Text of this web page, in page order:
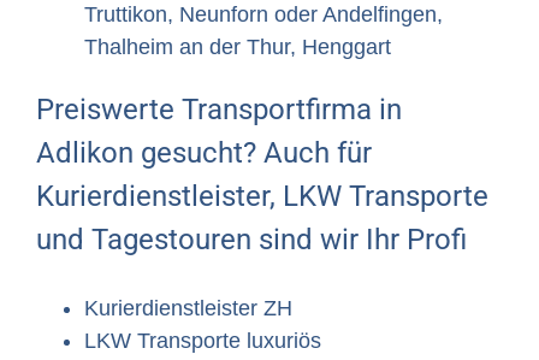
Truttikon, Neunforn oder Andelfingen,
Thalheim an der Thur, Henggart
Preiswerte Transportfirma in
Adlikon gesucht? Auch für
Kurierdienstleister, LKW Transporte
und Tagestouren sind wir Ihr Profi
Kurierdienstleister ZH
LKW Transporte luxuriös